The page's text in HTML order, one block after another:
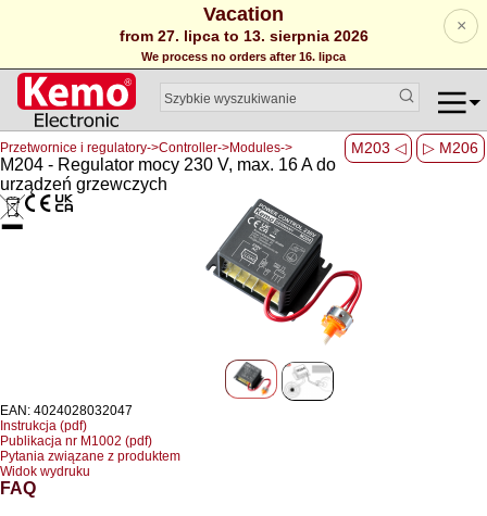
Vacation
from 27. lipca to 13. sierpnia 2026
We process no orders after 16. lipca
×
M203 ◁ ▷ M206
Przetwornice i regulatory->Controller->Modules->
M204 - Regulator mocy 230 V, max. 16 A do
urządzeń grzewczych
EAN: 4024028032047
Instrukcja (pdf)
Publikacja nr M1002 (pdf)
Pytania związane z produktem
Widok wydruku
FAQ